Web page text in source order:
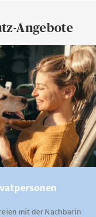
Angebote
mit der Nachbarin